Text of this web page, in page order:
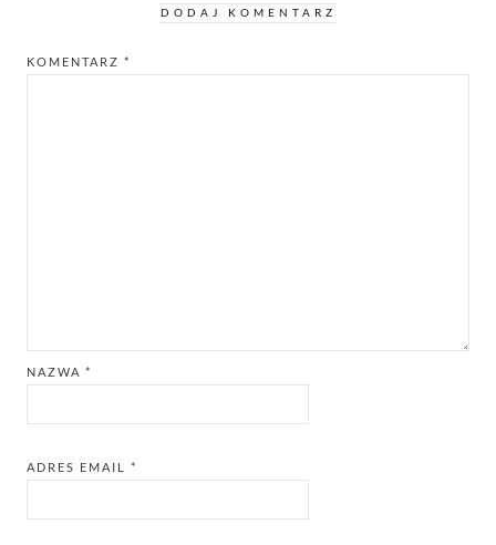
DODAJ KOMENTARZ
KOMENTARZ *
NAZWA *
ADRES EMAIL *